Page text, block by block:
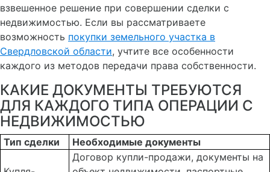
взвешенное решение при совершении сделки с
недвижимостью. Если вы рассматриваете
возможность покупки земельного участка в
Свердловской области, учтите все особенности
каждого из методов передачи права собственности.
КАКИЕ ДОКУМЕНТЫ ТРЕБУЮТСЯ
ДЛЯ КАЖДОГО ТИПА ОПЕРАЦИИ С
НЕДВИЖИМОСТЬЮ
Тип сделки Необходимые документы
Договор купли-продажи, документы на